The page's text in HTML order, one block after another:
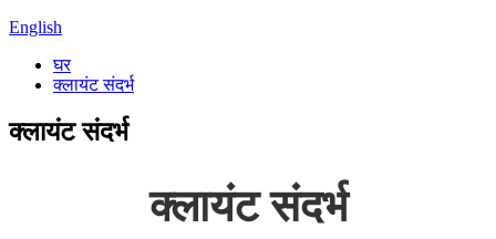
English
घर
क्लायंट संदर्भ
क्लायंट संदर्भ
क्लायंट संदर्भ